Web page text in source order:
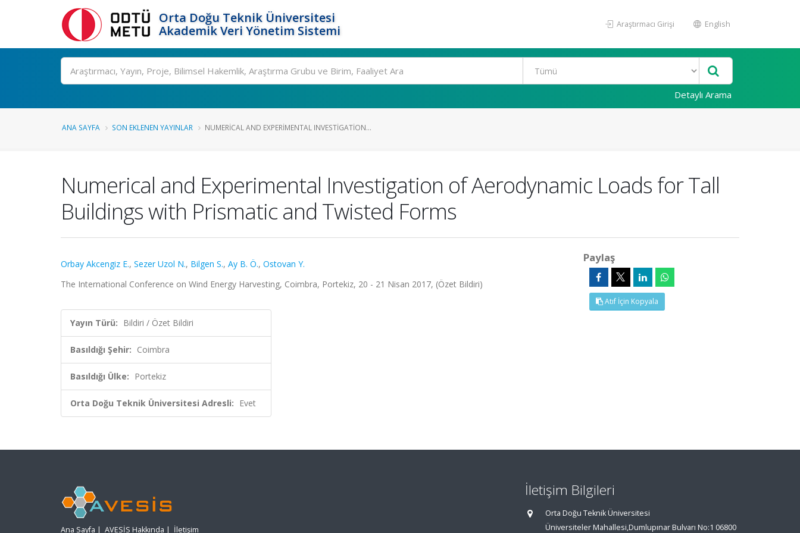
Orta Doğu Teknik Üniversitesi
Akademik Veri Yönetim Sistemi
Araştırmacı Girişi English
Ara
Detaylı Arama
ANA SAYFA SON EKLENEN YAYINLAR NUMERICAL AND EXPERIMENTAL INVESTIGATION...
Numerical and Experimental Investigation of Aerodynamic Loads for Tall
Buildings with Prismatic and Twisted Forms
Orbay Akcengiz E., Sezer Uzol N., Bilgen S., Ay B. Ö., Ostovan Y.
The International Conference on Wind Energy Harvesting, Coimbra, Portekiz, 20 - 21 Nisan 2017, (Özet Bildiri)
Yayın Türü: Bildiri / Özet Bildiri
Basıldığı Şehir: Coimbra
Basıldığı Ülke: Portekiz
Orta Doğu Teknik Üniversitesi Adresli: Evet
Paylaş
Atıf İçin Kopyala
Ana Sayfa | AVESİS Hakkında | İletişim
İletişim Bilgileri
Orta Doğu Teknik Üniversitesi
Üniversiteler Mahallesi,Dumlupınar Bulvarı No:1 06800